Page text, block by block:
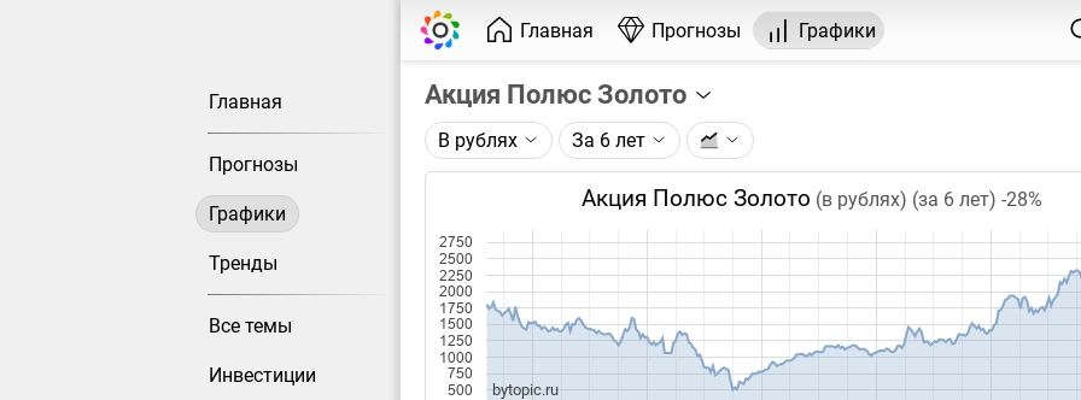
Главная Прогнозы Графики
Главная
Прогнозы
Графики
Тренды
Все темы
Инвестиции
Акция Полюс Золото
Описание графика:
Цена акции ПАО Полюс (PLZL), торгуемой на Московской бирже.
сплита (1:10)(27.03.2025) приведены к ценам после сплита.
Каждая точка на графике - цена закрытия дня, недели или месяца.
Оптимальный таймфрейм (день, неделя, месяц) подбирается
при изменении глубины графика.
Данные добавляются ежедневно.
В рублях За 6 лет
Акция Полюс Золото (в рублях) (за 6 лет) -28%
500
750
1000
1250
1500
1750
2000
2250
2500
2750
bytopic.ru